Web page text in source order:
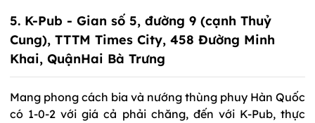
5. K-Pub - Gian số 5, đường 9 (cạnh Thuỷ
Cung), TTTM Times City, 458 Đường Minh
Khai, QuậnHai Bà Trưng
Mang phong cách bia và nướng thùng phuy Hàn Quốc
có 1-0-2 với giá cả phải chăng, đến với K-Pub, thực